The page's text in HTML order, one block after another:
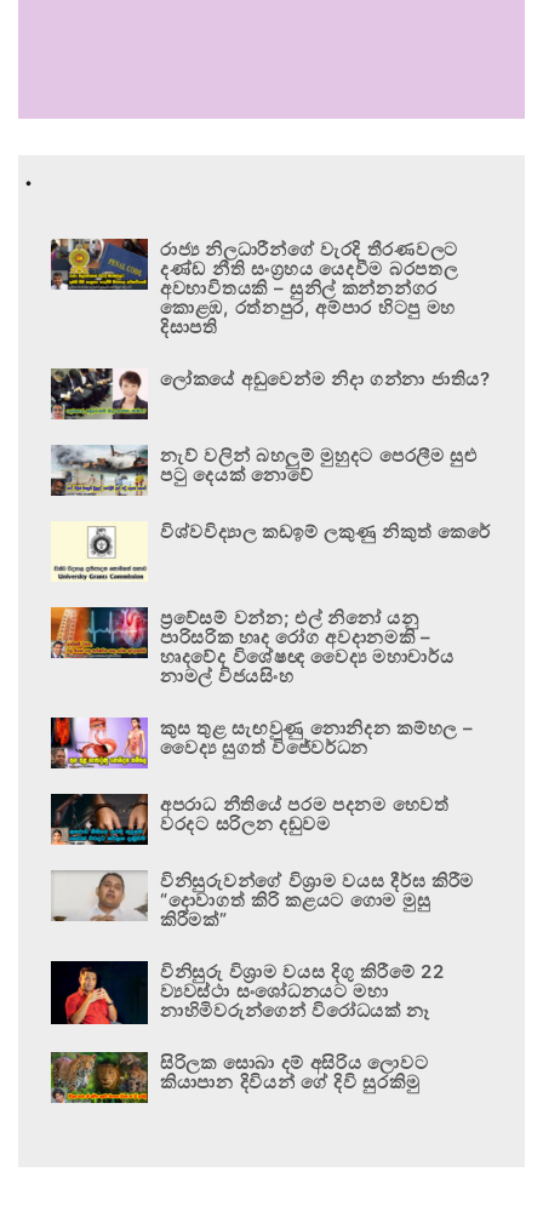
.
රාජ්‍ය නිලධාරීන්ගේ වැරදි තීරණවලට
දණ්ඩ නීති සංග්‍රහය යෙදවීම බරපතල
අවභාවිතයකි – සුනිල් කන්නන්ගර
කොළඹ, රත්නපුර, අම්පාර හිටපු මහ
දිසාපති
ලෝකයේ අඩුවෙන්ම නිදා ගන්නා ජාතිය?
නැව් වලින් බහලුම් මුහුදට පෙරලීම සුළු
පටු දෙයක් නොවේ
විශ්වවිද්‍යාල කඩඉම් ලකුණු නිකුත් කෙරේ
ප්‍රවේසම් වන්න; එල් නිනෝ යනු
පාරිසරික හෘද රෝග අවදානමකි –
හෘදවේද විශේෂඥ වෛද්‍ය මහාචාර්ය
නාමල් විජයසිංහ
කුස තුළ සැඟවුණු නොනිදන කම්හල –
වෛද්‍ය සුගත් විජේවර්ධන
අපරාධ නීතියේ පරම පදනම හෙවත්
වරදට සරිලන දඬුවම
විනිසුරුවන්ගේ විශ්‍රාම වයස දීර්ඝ කිරීම
“දොවාගත් කිරි කළයට ගොම මුසු
කිරීමක්”
විනිසුරු විශ්‍රාම වයස දිගු කිරීමේ 22
ව්‍යවස්ථා සංශෝධනයට මහා
නාහිමිවරුන්ගෙන් විරෝධයක් නෑ
සිරිලක සොබා දම් අසිරිය ලොවට
කියාපාන දිවියන් ගේ දිවි සුරකිමු